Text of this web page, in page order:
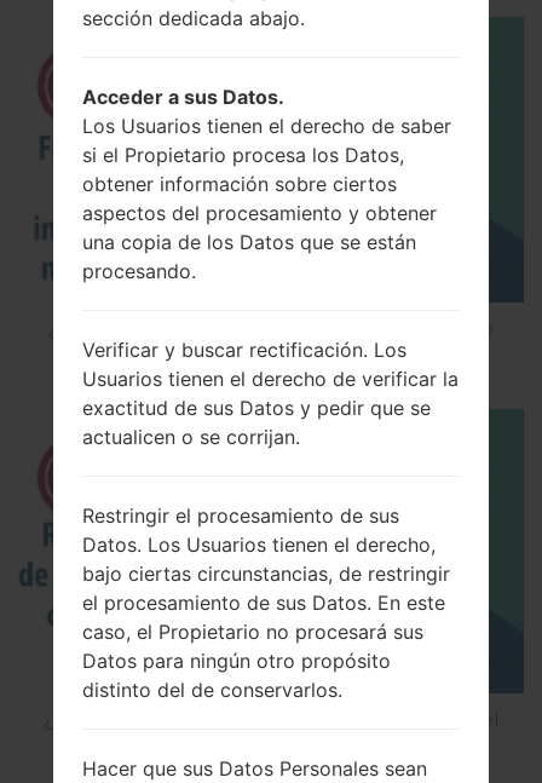
¿Cómo instalar Firmware Oficial en el teléfono
inteligente de LG mediante LG UP?
¿Cómo restablecer datos de fábrica a través del
sección dedicada abajo.
Acceder a sus Datos.
Los Usuarios tienen el derecho de saber
si el Propietario procesa los Datos,
obtener información sobre ciertos
aspectos del procesamiento y obtener
una copia de los Datos que se están
procesando.
Verificar y buscar rectificación. Los
Usuarios tienen el derecho de verificar la
exactitud de sus Datos y pedir que se
actualicen o se corrijan.
Restringir el procesamiento de sus
Datos. Los Usuarios tienen el derecho,
bajo ciertas circunstancias, de restringir
el procesamiento de sus Datos. En este
caso, el Propietario no procesará sus
Datos para ningún otro propósito
distinto del de conservarlos.
Hacer que sus Datos Personales sean